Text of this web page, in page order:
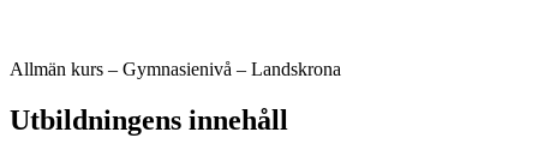
Allmän kurs – Gymnasienivå – Landskrona
Utbildningens innehåll